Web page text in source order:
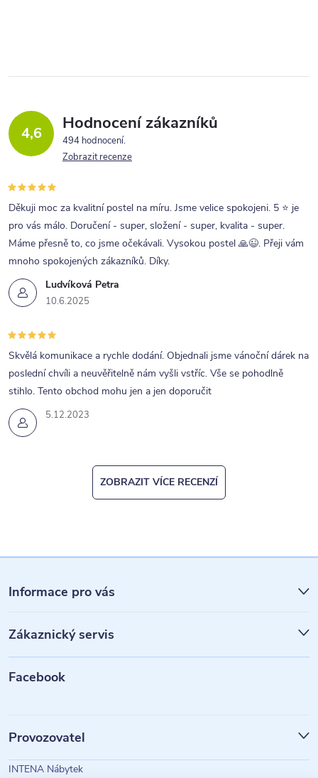
4,6 Hodnocení zákazníků
494 hodnocení
Zobrazit recenze
Ludvíková Petra
10.6.2025
Děkuji moc za kvalitní postel na míru. Jsme velice spokojeni. 5 ⭐ je
pro vás málo. Doručení - super, složení - super, kvalita - super.
Máme přesně to, co jsme očekávali. Vysokou postel 🙏😉. Přeji vám
mnoho spokojených zákazníků. Díky.
5.12.2023
Skvělá komunikace a rychle dodání. Objednali jsme vánoční dárek na
poslední chvíli a neuvěřitelně nám vyšli vstříc. Vše se pohodlně
stihlo. Tento obchod mohu jen a jen doporučit
ZOBRAZIT VÍCE RECENZÍ
á
p
a
Informace pro vás
Zákaznický servis
Facebook
Provozovatel
INTENA Nábytek